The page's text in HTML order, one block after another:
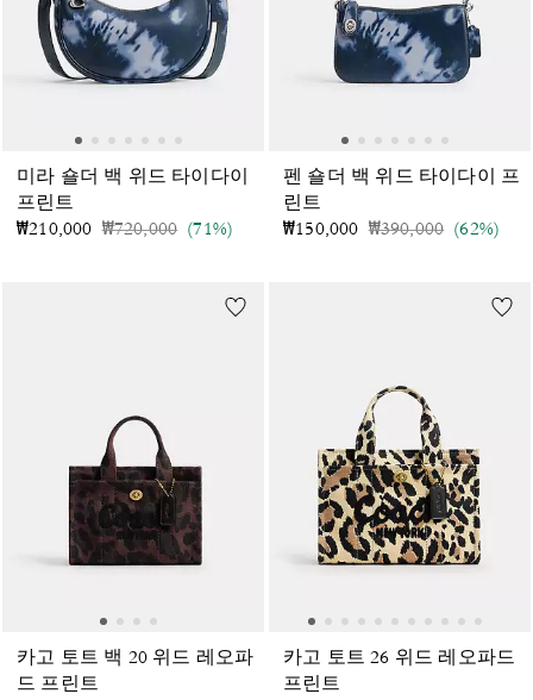
미라 숄더 백 위드 타이다이
프린트
₩210,000 가격 인하 전
₩720,000인하됨
(71%)
펜 숄더 백 위드 타이다이 프
린트
₩150,000 가격 인하 전
₩390,000인하됨
(62%)
카고 토트 백 20 위드 레오파
드 프린트
카고 토트 26 위드 레오파드
프린트